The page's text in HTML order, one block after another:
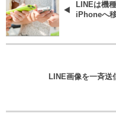
LINEは機
iPhoneへ
LINE画像を一斉送